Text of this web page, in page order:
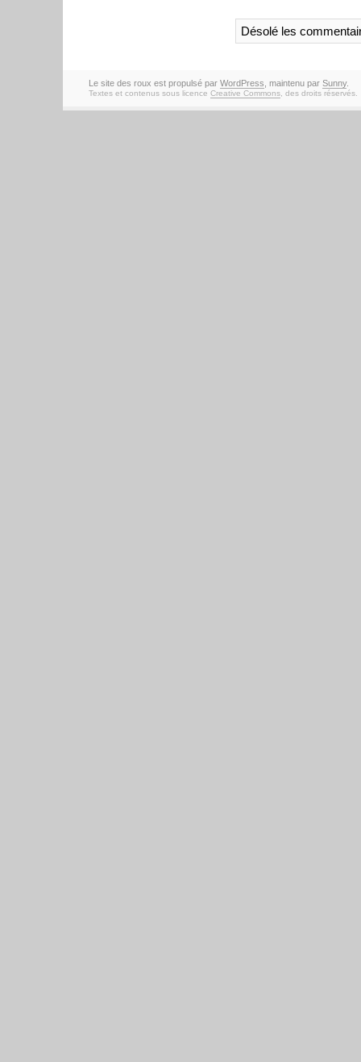
Désolé les
Le site des roux est propulsé par WordPress , maintenu par Sunny.
Textes et contenus sous licence Creative Commons, des droits réservés.